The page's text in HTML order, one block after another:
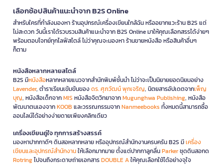
เลือกช้อปสินค้าแนะนำจาก B2S Online
สำหรับใครที่กำลังมองหา ร้านอุปกรณ์เครื่องเขียนใกล้ฉัน หรืออยากแวะร้าน B2S แต่
ไม่สะดวก วันนี้เราได้รวบรวมสินค้าแนะนำจาก B2S Online มาให้คุณเลือกสรรได้ง่ายๆ
พร้อมตอบโจทย์ทุกไลฟ์สไตล์ ไม่ว่าคุณจะมองหา ร้านขายหนังสือ หรือสินค้าอื่นๆ
ก็ตาม
หนังสือหลากหลายสไตล์
B2S มีหนังสือหลากหลายแนวจากสำนักพิมพ์ชั้นนำ ไม่ว่าจะเป็นนิยายยอดนิยมอย่าง
Lavender, ตำราเรียนเข้มข้นของดร. ศุภวัฒน์ พุกเจริญ, นิตยสารอัปเดตจากเพ็ญ
บุญ, หนังสือเด็กจากMIS หนังสือจิตวิทยาจากMugunghwa Publishing, หนังสือ
พัฒนาตนเองจากKOOB และวรรณกรรมจากNanmeebooks ทั้งหมดนี้สามารถซื้อ
ออนไลน์ได้อย่างง่ายดายเพียงคลิกเดียว
เครื่องเขียนคู่ใจ ทุกการสร้างสรรค์
มองหาปากกาดีๆ ดินสอหลากหลาย หรืออุปกรณ์สำนักงานครบครัน B2S มีเครื่อง
เขียนและอุปกรณ์สำนักงานให้เลือกมากมาย ตั้งแต่ปากกาลูกลื่นParkerชุดดินสอกด
Rotringไปจนถึงกระดาษถ่ายเอกสารDOUBLE Aให้คุณเลือกใช้ได้อย่างจุใจ